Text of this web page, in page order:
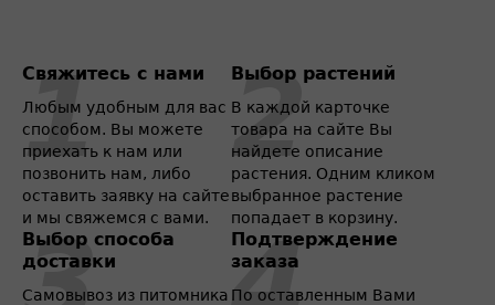
Свяжитесь с нами
Любым удобным для вас
способом. Вы можете
приехать к нам или
позвонить нам, либо
оставить заявку на сайте
и мы свяжемся с вами.
Выбор растений
В каждой карточке
товара на сайте Вы
найдете описание
растения. Одним кликом
выбранное растение
попадает в корзину.
Выбор способа
доставки
Самовывоз из питомника
Подтверждение
заказа
По оставленным Вами